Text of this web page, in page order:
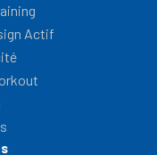
Actif